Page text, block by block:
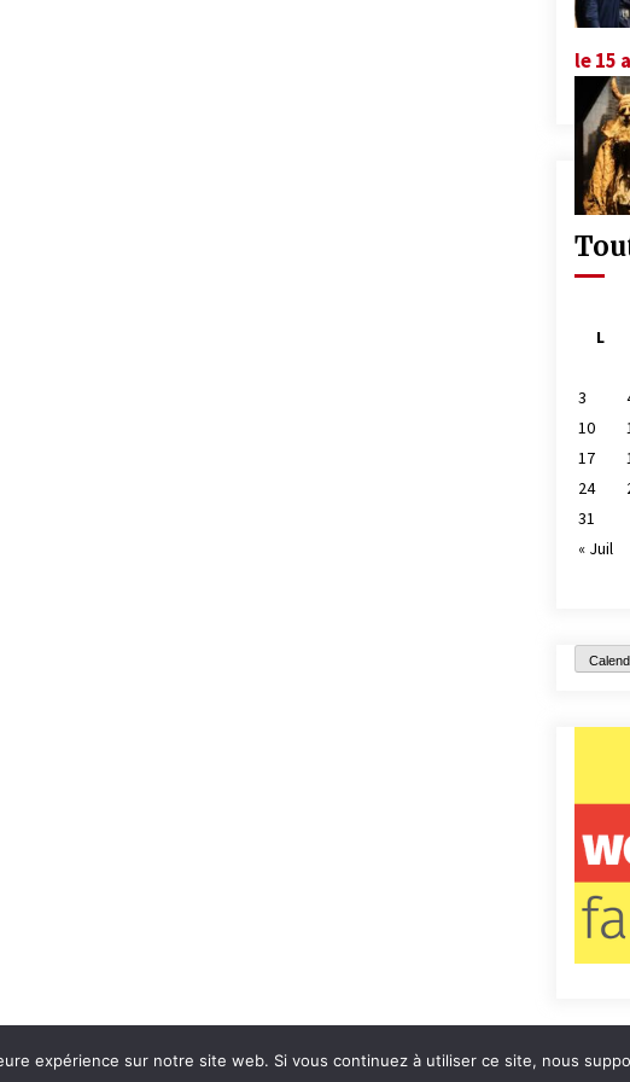
le 15
L
3
10
17
24
31
« Juil
Contact Qui
expérience sur notre site web. Si vous continuez à utiliser ce site, nous